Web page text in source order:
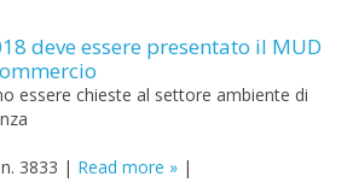
deve essere presentato il MUD
essere chieste al settore ambiente di
3833 | Read more |